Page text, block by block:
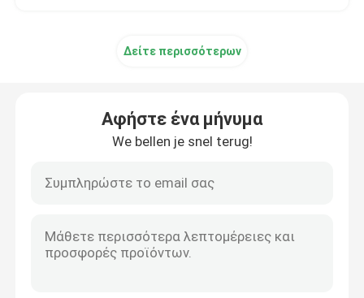
Δείτε περισσότερων
Αφήστε ένα μήνυμα
We bellen je snel terug!